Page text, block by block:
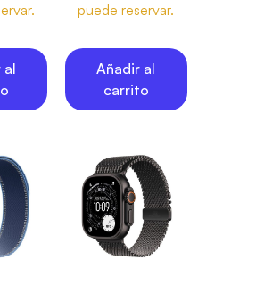
al
puede reservar.
Añadir al
carrito